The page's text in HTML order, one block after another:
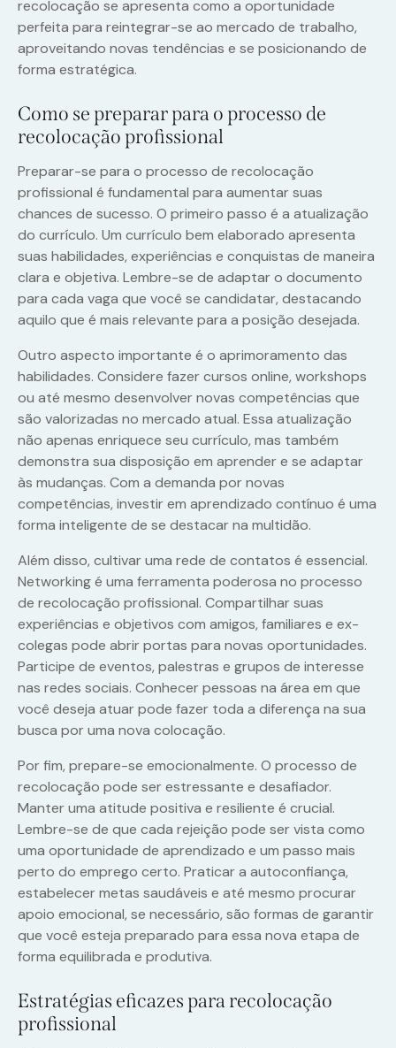
recolocação se apresenta como a oportunidade
perfeita para reintegrar-se ao mercado de trabalho,
aproveitando novas tendências e se posicionando de
forma estratégica.
Como se preparar para o processo de
recolocação profissional
Preparar-se para o processo de recolocação
profissional é fundamental para aumentar suas
chances de sucesso. O primeiro passo é a atualização
do currículo. Um currículo bem elaborado apresenta
suas habilidades, experiências e conquistas de maneira
clara e objetiva. Lembre-se de adaptar o documento
para cada vaga que você se candidatar, destacando
aquilo que é mais relevante para a posição desejada.
Outro aspecto importante é o aprimoramento das
habilidades. Considere fazer cursos online, workshops
ou até mesmo desenvolver novas competências que
são valorizadas no mercado atual. Essa atualização
não apenas enriquece seu currículo, mas também
demonstra sua disposição em aprender e se adaptar
às mudanças. Com a demanda por novas
competências, investir em aprendizado contínuo é uma
forma inteligente de se destacar na multidão.
Além disso, cultivar uma rede de contatos é essencial.
Networking é uma ferramenta poderosa no processo
de recolocação profissional. Compartilhar suas
experiências e objetivos com amigos, familiares e ex-
colegas pode abrir portas para novas oportunidades.
Participe de eventos, palestras e grupos de interesse
nas redes sociais. Conhecer pessoas na área em que
você deseja atuar pode fazer toda a diferença na sua
busca por uma nova colocação.
Por fim, prepare-se emocionalmente. O processo de
recolocação pode ser estressante e desafiador.
Manter uma atitude positiva e resiliente é crucial.
Lembre-se de que cada rejeição pode ser vista como
uma oportunidade de aprendizado e um passo mais
perto do emprego certo. Praticar a autoconfiança,
estabelecer metas saudáveis e até mesmo procurar
apoio emocional, se necessário, são formas de garantir
que você esteja preparado para essa nova etapa de
forma equilibrada e produtiva.
Estratégias eficazes para recolocação
profissional